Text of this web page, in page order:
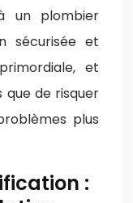
un plombier
sécurisée et
et
que de risquer
plus
: